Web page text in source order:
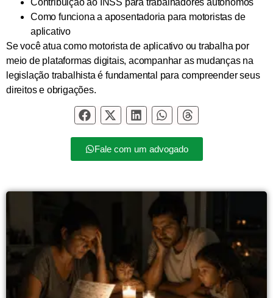
Como funciona a aposentadoria para motoristas de
aplicativo
Se você atua como motorista de aplicativo ou trabalha por
meio de plataformas digitais, acompanhar as mudanças na
legislação trabalhista é fundamental para compreender seus
direitos e obrigações.
Fale com um advogado